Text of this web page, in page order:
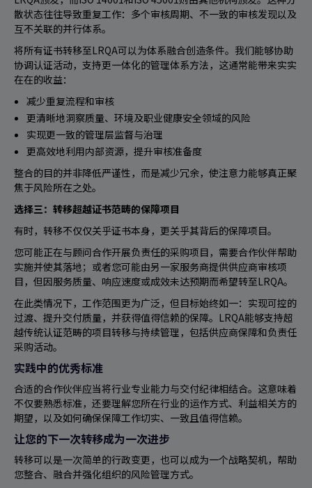
散状态往往导致重复工作：多个审核周期、不一致的审核发现以及
互不关联的并行体系。
将所有证书转移至LRQA可以为体系融合创造条件。我们能够协助
协调认证活动，支持更一体化的管理体系方法，这通常能带来实实
在在的收益：
减少重复流程和审核
更清晰地洞察质量、环境及职业健康安全领域的风险
实现更一致的管理层监督与治理
更高效地利用内部资源，提升审核准备度
整合的目的并非降低严谨性，而是减少冗余，使注意力能够真正聚
焦于风险所在之处。
选择三：转移超越证书范畴的保障项目
有时，转移不仅仅关乎证书本身，更关乎其背后的保障项目。
您可能正在与顾问合作开展负责任的采购项目，需要合作伙伴帮助
实施并使其落地；或者您可能由另一家服务商提供供应商审核项
目，但因服务质量、响应速度或成效未达预期而希望转至LRQA。
在此类情况下，工作范围更为广泛，但目标始终如一：实现可控的
过渡、提升交付质量，并获得值得信赖的保障。LRQA能够支持超
越传统认证范畴的项目转移与持续管理，包括供应商保障和负责任
采购活动。
实践中的优秀标准
合适的合作伙伴应当将行业专业能力与交付纪律相结合。这意味着
不仅要熟悉标准，还要理解您所在行业的运作方式、利益相关方的
期望，以及如何确保保障工作切实、一致且值得信赖。
让您的下一次转移成为一次进步
转移可以是一次简单的行政变更，也可以成为一个战略契机，帮助
您整合、融合并强化组织的风险管理方式。